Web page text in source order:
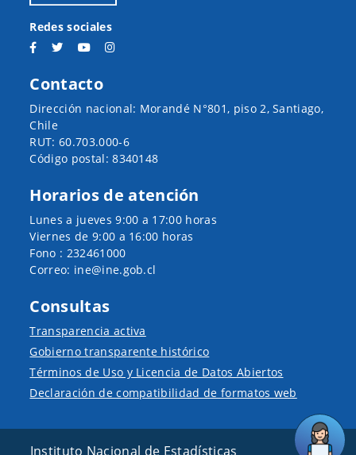
Redes sociales
Contacto
Dirección nacional: Morandé N°801, piso 2, Santiago,
Chile
RUT: 60.703.000-6
Código postal: 8340148
Horarios de atención
Lunes a jueves 9:00 a 17:00 horas
Viernes de 9:00 a 16:00 horas
Fono : 232461000
Correo: ine@ine.gob.cl
Consultas
Transparencia activa
Gobierno transparente histórico
Términos de Uso y Licencia de Datos Abiertos
Declaración de compatibilidad de formatos web
Instituto Nacional de Estadísticas